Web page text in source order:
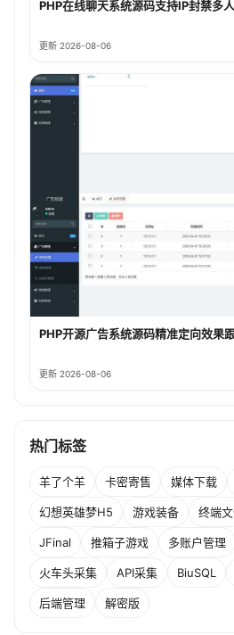
PHP在线聊天系统源码支持IP封禁多
更新 2026-08-06
PHP开源广告系统源码精准定向效果
更新 2026-08-06
热门标签
羊了个羊 卡密寄售 媒体下载
幻想英雄梦H5 游戏装备 终端
JFinal 推箱子游戏 多账户管理
火车头采集 API采集 BiuSQL
后端管理 解密版